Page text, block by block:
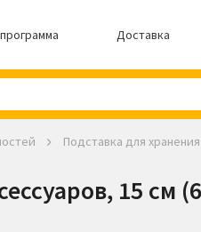
Доставка
Подставка для
15 см